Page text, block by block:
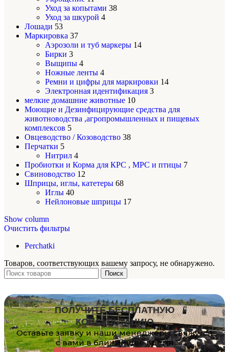
Уход за копытами 38
Уход за шкурой 4
Лошади 53
Маркировка 37
Аэрозоли и туб маркеры 14
Бирки 3
Выщипы 4
Ножные ленты 4
Ремни и цифры для маркировки 14
Электронная идентификация 3
мелкие домашние животные 10
Моющие и Дезинфицирующие средства для
животноводства ,агропромышленных и пищевых
комплексов 5
Овцеводство / Козоводство 38
Перчатки 5
Нитрил 4
Пробиотки и Корма для КРС , МРС и птицы 7
Свиноводство 12
Шприцы, иглы, катетеры 68
Иглы 40
Нейлоновые шприцы 17
Show column
Очистить фильтры
Perchatki
Товаров, соответствующих вашему запросу, не обнаружено.
Поиск
ПОЛУЧИТЕ БЕСПЛАТНУЮ
КОНСУЛЬТАЦИЮ
Оставьте заявку и наши менеджеры свяжутся
с вами в ближайшее время